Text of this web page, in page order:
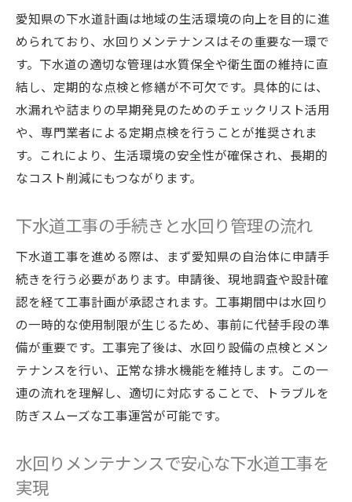
下水道点検と水回りケアの効果的な連携法
愛知県で快適な毎日を保つ水回り対策
水回りメンテナンスがもたらす安心な暮ら
し
定期的な下水道工事と水回り点検の必要性
水回りメンテナンスが家計管理にも役立つ
理由
下水道点検と水回りメンテナンスの関連性
を解説
愛知県の下水道点検で快適な住環境を守る
水回りメンテナンスで未然にトラブルを防
下水道点検の流れと水回り管理のポイント
愛知県の下水道計画と日常的なメンテナン
ス
水回りメンテナンスと点検で安心な生活を
下水道工事の費用と手続きの進め方を紹介
愛知県の下水道計画は地域の生活環境の向上を目的に進
められており、水回りメンテナンスはその重要な一環で
す。下水道の適切な管理は水質保全や衛生面の維持に直
結し、定期的な点検と修繕が不可欠です。具体的には、
水漏れや詰まりの早期発見のためのチェックリスト活用
や、専門業者による定期点検を行うことが推奨されま
す。これにより、生活環境の安全性が確保され、長期的
なコスト削減にもつながります。
下水道工事の手続きと水回り管理の流れ
下水道工事を進める際は、まず愛知県の自治体に申請手
続きを行う必要があります。申請後、現地調査や設計確
認を経て工事計画が承認されます。工事期間中は水回り
の一時的な使用制限が生じるため、事前に代替手段の準
備が重要です。工事完了後は、水回り設備の点検とメン
テナンスを行い、正常な排水機能を維持します。この一
連の流れを理解し、適切に対応することで、トラブルを
防ぎスムーズな工事運営が可能です。
水回りメンテナンスで安心な下水道工事を
実現